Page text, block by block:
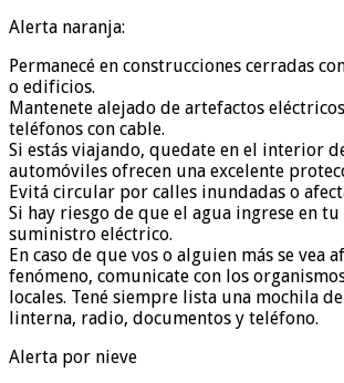
Alerta naranja:
Permanecé en construcciones cerradas
o edificios.
Mantenete alejado de artefactos
teléfonos con cable.
Si estás viajando, quedate en el interior
automóviles ofrecen una excelente
Evitá circular por calles inundadas o
Si hay riesgo de que el agua ingrese en tu
suministro eléctrico.
En caso de que vos o alguien más se vea
fenómeno, comunicate con los
locales. Tené siempre lista una mochila
linterna, radio, documentos y teléfono.
Alerta por nieve